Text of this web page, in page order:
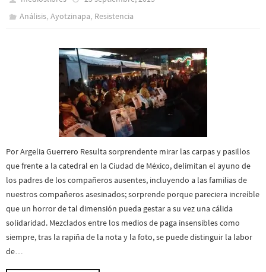
Análisis,Ayotzinapa, Resistencia
Por Argelia Guerrero Resulta sorprendente mirar las carpas y pasillos
que frente a la catedral en la Ciudad de México, delimitan el ayuno de
los padres de los compañeros ausentes, incluyendo a las familias de
nuestros compañeros asesinados; sorprende porque pareciera increíble
que un horror de tal dimensión pueda gestar a su vez una cálida
solidaridad. Mezclados entre los medios de paga insensibles como
siempre, tras la rapiña de la nota y la foto, se puede distinguir la labor
de…